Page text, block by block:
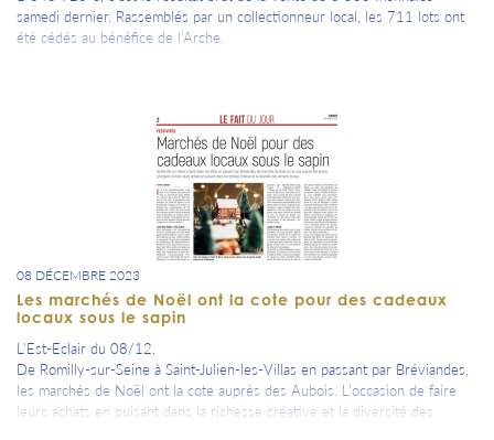
samedi dernier. Rassemblés par un collectionneur local, les 711 lots ont
été cédés au bénéfice de l’Arche.
08 DÉCEMBRE 2023
Les marchés de Noël ont la cote pour des cadeaux
locaux sous le sapin
L'Est-Eclair du 08/12.
De Romilly-sur-Seine à Saint-Julien-les-Villas en passant par Bréviandes,
les marchés de Noël ont la cote auprès des Aubois. L’occasion de faire
leurs achats en puisant dans la richesse créative et la diversité des